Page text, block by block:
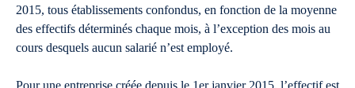
2015, tous établissements confondus, en fonction de la moyenne
des effectifs déterminés chaque mois, à l’exception des mois au
cours desquels aucun salarié n’est employé.
Pour une entreprise créée depuis le 1er janvier 2015, l’effectif est